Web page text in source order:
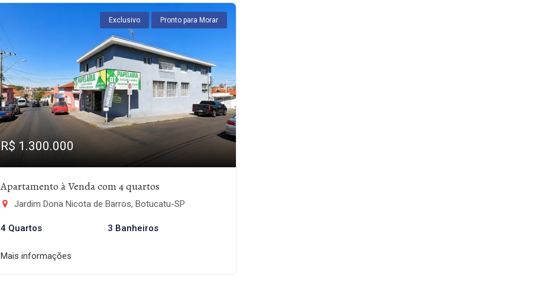
Exclusivo Pronto para Morar
R$ 1.300.000
Apartamento à Venda com 4 quartos
Jardim Dona Nicota de Barros, Botucatu-SP
4 Quartos 3 Banheiros
Mais informações